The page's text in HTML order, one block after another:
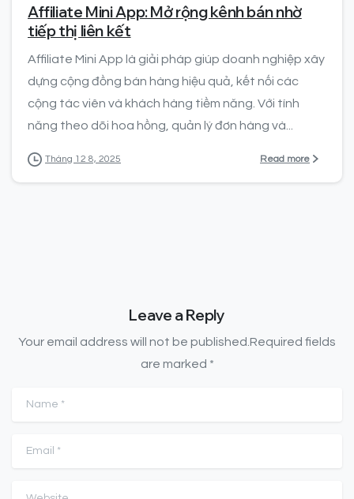
Affiliate Mini App: Mở rộng kênh bán nhờ
tiếp thị liên kết
Affiliate Mini App là giải pháp giúp doanh nghiệp xây
dựng cộng đồng bán hàng hiệu quả, kết nối các
cộng tác viên và khách hàng tiềm năng. Với tính
năng theo dõi hoa hồng, quản lý đơn hàng và...
Tháng 12 8, 2025 Read more
Leave a Reply
Your email address will not be published.Required fields
are marked *
Name
Email
Website